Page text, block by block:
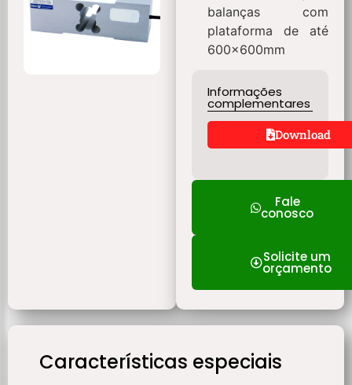
balanças com
plataforma de até
600x600mm
Informações
complementares
Download
Fale
conosco
Solicite um
orçamento
Características especiais